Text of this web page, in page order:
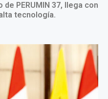
PERUMIN 37, llega con
tecnología.